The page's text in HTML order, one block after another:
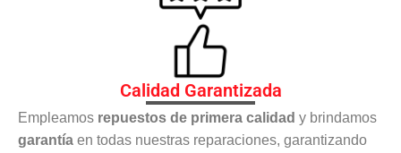
Calidad Garantizada
Empleamos repuestos de primera calidad y brindamos
garantía en todas nuestras reparaciones, garantizando